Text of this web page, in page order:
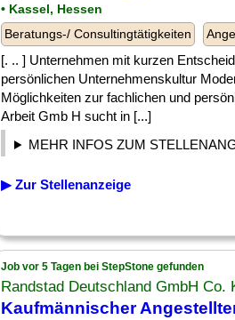
• Kassel, Hessen
Beratungs-/ Consultingtätigkeiten
[. .. ] Unternehmen mit kurzen
persönlichen Unternehmenskultur
Möglichkeiten zur fachlichen und
Arbeit Gmb H sucht in [...]
MEHR INFOS ZUM
▶ Zur Stellenanzeige
Job vor 5 Tagen bei StepStone gefunden
Randstad Deutschland GmbH Co.
Kaufmännischer